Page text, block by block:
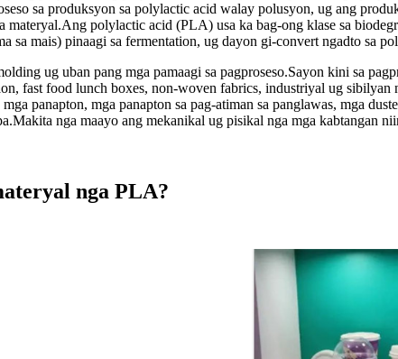
sa produksyon sa polylactic acid walay polusyon, ug ang
polylactic acid (PLA) usa ka bag-ong klase sa
sa mais) pinaagi sa fermentation, ug dayon gi-convert ngadto sa
ug uban pang mga pamaagi sa pagproseso.Sayon kini sa
fast food lunch boxes, non-woven fabrics, industriyal ug
panapton, mga panapton sa pag-atiman sa panglawas, mga
nga maayo ang mekanikal ug pisikal nga mga kabtangan
nga PLA?